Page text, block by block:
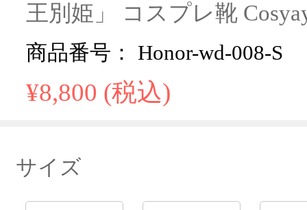
王別姫」 コスプレ靴
商品番号： Honor-wd-008-S
¥8,800 (税込)
サイズ